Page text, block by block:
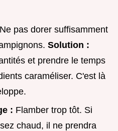
Ne pas dorer suffisamment
Solution :
et prendre le temps
caraméliser. C'est là
: Flamber trop tôt. Si
chaud, il ne prendra